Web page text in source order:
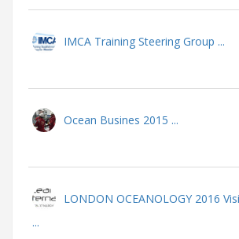
IMCA Training Steering Group ...
Ocean Busines 2015 ...
LONDON OCEANOLOGY 2016
...